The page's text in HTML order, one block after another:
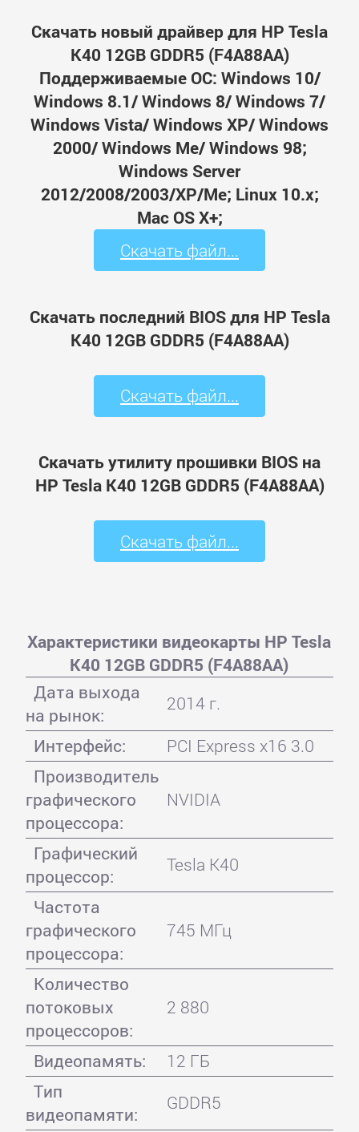
Скачать новый драйвер для HP Tesla
K40 12GB GDDR5 (F4A88AA)
Поддерживаемые ОС: Windows 10/
Windows 8.1/ Windows 8/ Windows 7/
Windows Vista/ Windows XP/ Windows
2000/ Windows Me/ Windows 98;
Windows Server
2012/2008/2003/XP/Me; Linux 10.x;
Mac OS X+;
Скачать файл...
Скачать последний BIOS для HP Tesla
K40 12GB GDDR5 (F4A88AA)
Скачать файл...
Скачать утилиту прошивки BIOS на
HP Tesla K40 12GB GDDR5 (F4A88AA)
Скачать файл...
Характеристики видеокарты HP Tesla
K40 12GB GDDR5 (F4A88AA)
Дата выхода
на рынок:
2014 г.
Интерфейс:
PCI Express x16 3.0
Производитель
графического
процессора:
NVIDIA
Графический
процессор:
Tesla K40
Частота
графического
процессора:
745 МГц
Количество
потоковых
процессоров:
2 880
Видеопамять:
12 ГБ
Тип
видеопамяти:
GDDR5